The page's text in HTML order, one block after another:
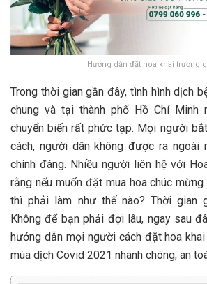
Hướng dẫn đặt hoa khai trương
Trong thời gian gần đây, tình hình dịch
chung và tại thành phố Hồ Chí Minh
chuyển biến rất phức tạp. Mọi người
cách, người dân không được ra ngoài
chính đáng. Nhiều người liên hệ với
rằng nếu muốn đặt mua hoa chúc
thì phải làm như thế nào? Thời gian
Không để bạn phải đợi lâu, ngay sau
hướng dẫn mọi người cách đặt hoa
mùa dịch Covid 2021 nhanh chóng, an